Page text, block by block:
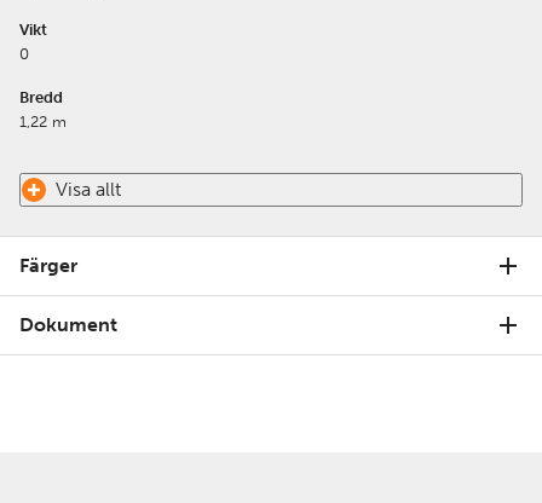
Vikt
0
Bredd
1,22 m
Visa allt
Färger
Dokument